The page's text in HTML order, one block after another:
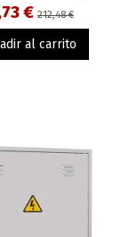
€ 212,48 €
al carrito